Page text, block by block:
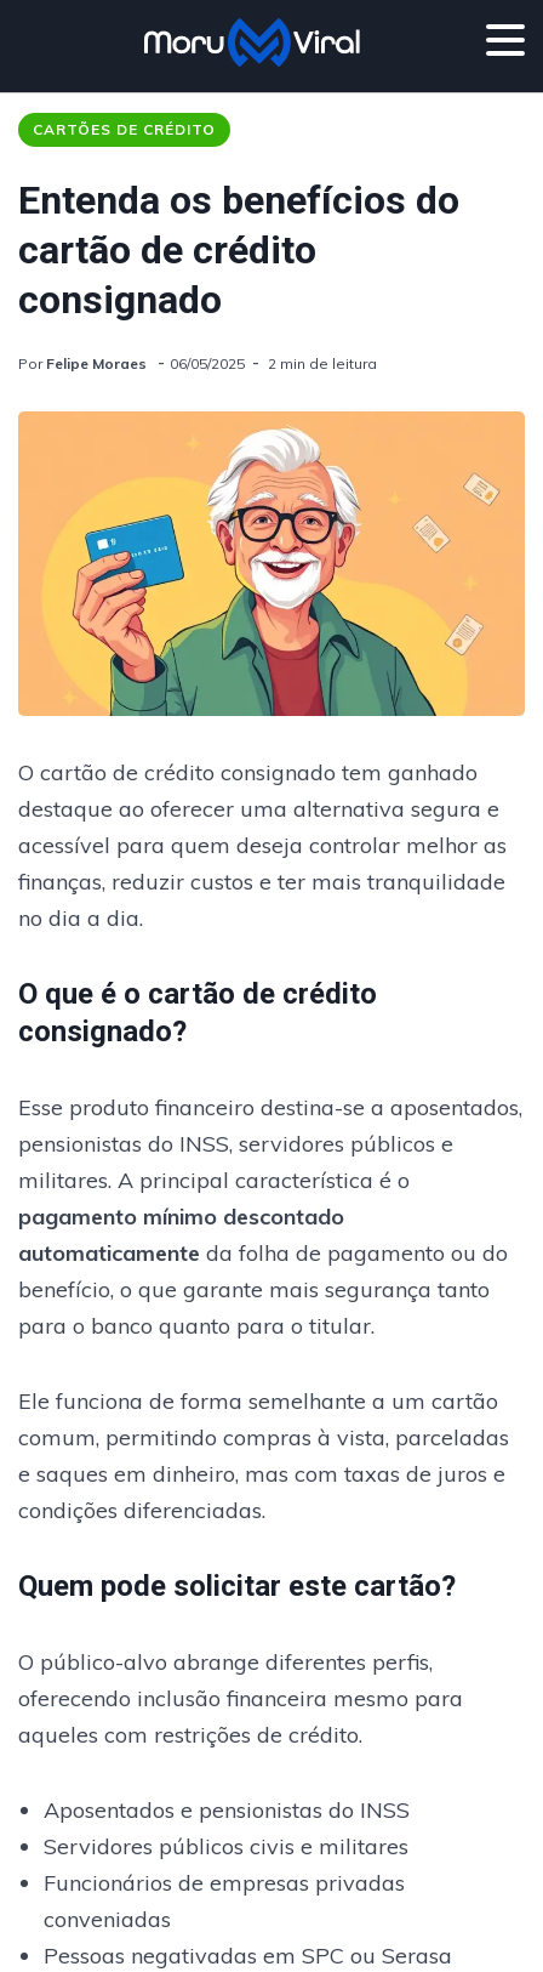
CARTÕES DE CRÉDITO
Entenda os benefícios do
cartão de crédito
consignado
Por Felipe Moraes 06/05/2025 2 min de leitura
O cartão de crédito consignado tem ganhado
destaque ao oferecer uma alternativa segura e
acessível para quem deseja controlar melhor as
finanças, reduzir custos e ter mais tranquilidade
no dia a dia.
O que é o cartão de crédito
consignado?
Esse produto financeiro destina-se a aposentados,
pensionistas do INSS, servidores públicos e
militares. A principal característica é o
pagamento mínimo descontado
automaticamente da folha de pagamento ou do
benefício, o que garante mais segurança tanto
para o banco quanto para o titular.
Ele funciona de forma semelhante a um cartão
comum, permitindo compras à vista, parceladas
e saques em dinheiro, mas com taxas de juros e
condições diferenciadas.
Quem pode solicitar este cartão?
O público-alvo abrange diferentes perfis,
oferecendo inclusão financeira mesmo para
aqueles com restrições de crédito.
Aposentados e pensionistas do INSS
Servidores públicos civis e militares
Funcionários de empresas privadas
conveniadas
Pessoas negativadas em SPC ou Serasa